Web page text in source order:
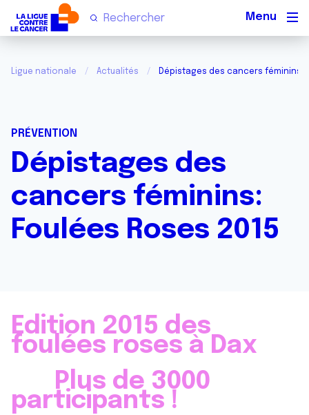
Ligue nationale Actualités Dépistages des cancers féminins:
PRÉVENTION
Dépistages des
cancers féminins:
Foulées Roses 2015
Edition 2015 des
foulées roses à Dax
Plus de 3000
participants !